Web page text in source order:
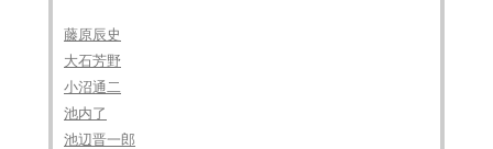
藤原辰史
大石芳野
小沼通二
池内了
池辺晋一郎